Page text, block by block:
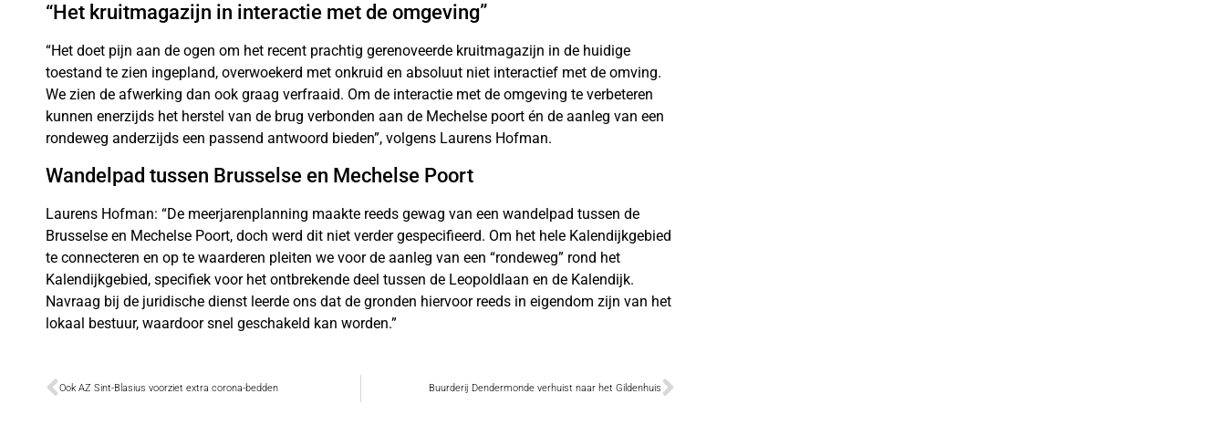
“Het kruitmagazijn in interactie met de omgeving”
“Het doet pijn aan de ogen om het recent prachtig gerenoveerde kruitmagazijn in de huidige
toestand te zien ingepland, overwoekerd met onkruid en absoluut niet interactief met de omving.
We zien de afwerking dan ook graag verfraaid. Om de interactie met de omgeving te verbeteren
kunnen enerzijds het herstel van de brug verbonden aan de Mechelse poort én de aanleg van een
rondeweg anderzijds een passend antwoord bieden”, volgens Laurens Hofman.
Wandelpad tussen Brusselse en Mechelse Poort
Laurens Hofman: “De meerjarenplanning maakte reeds gewag van een wandelpad tussen de
Brusselse en Mechelse Poort, doch werd dit niet verder gespecifieerd. Om het hele Kalendijkgebied
te connecteren en op te waarderen pleiten we voor de aanleg van een “rondeweg” rond het
Kalendijkgebied, specifiek voor het ontbrekende deel tussen de Leopoldlaan en de Kalendijk.
Navraag bij de juridische dienst leerde ons dat de gronden hiervoor reeds in eigendom zijn van het
lokaal bestuur, waardoor snel geschakeld kan worden.”
Ook AZ Sint-Blasius voorziet extra corona-bedden Buurderij Dendermonde verhuist naar het Gildenhuis